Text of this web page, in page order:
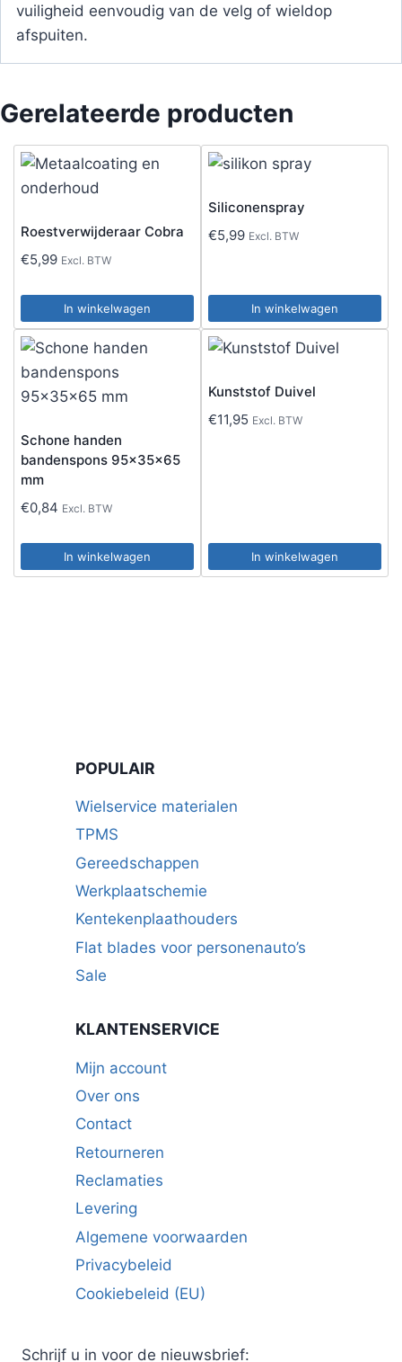
vuiligheid eenvoudig van de velg of wieldop
afspuiten.
Gerelateerde producten
Roestverwijderaar Cobra
€5,99 Excl. BTW
In winkelwagen
Siliconenspray
€5,99 Excl. BTW
In winkelwagen
Schone handen
bandenspons 95x35x65
mm
€0,84 Excl. BTW
In winkelwagen
Kunststof Duivel
€11,95 Excl. BTW
In winkelwagen
POPULAIR
Wielservice materialen
TPMS
Gereedschappen
Werkplaatschemie
Kentekenplaathouders
Flat blades voor personenauto’s
Sale
KLANTENSERVICE
Mijn account
Over ons
Contact
Retourneren
Reclamaties
Levering
Algemene voorwaarden
Privacybeleid
Cookiebeleid (EU)
Schrijf u in voor de nieuwsbrief: